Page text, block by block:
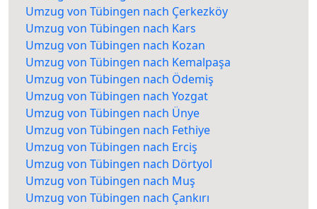
Umzug von Tübingen nach Çerkezköy
Umzug von Tübingen nach Kars
Umzug von Tübingen nach Kozan
Umzug von Tübingen nach Kemalpaşa
Umzug von Tübingen nach Ödemiş
Umzug von Tübingen nach Yozgat
Umzug von Tübingen nach Ünye
Umzug von Tübingen nach Fethiye
Umzug von Tübingen nach Erciş
Umzug von Tübingen nach Dörtyol
Umzug von Tübingen nach Muş
Umzug von Tübingen nach Çankırı